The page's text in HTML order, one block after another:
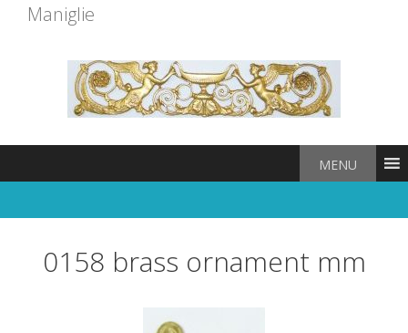
Maniglie
MENU
0158 brass ornament mm